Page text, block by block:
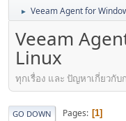
► Veeam Agent for
Veeam
Linux
ทุกเรื่อง และ ปัญหาเกี่ยวกั
GO DOWN Pages 1